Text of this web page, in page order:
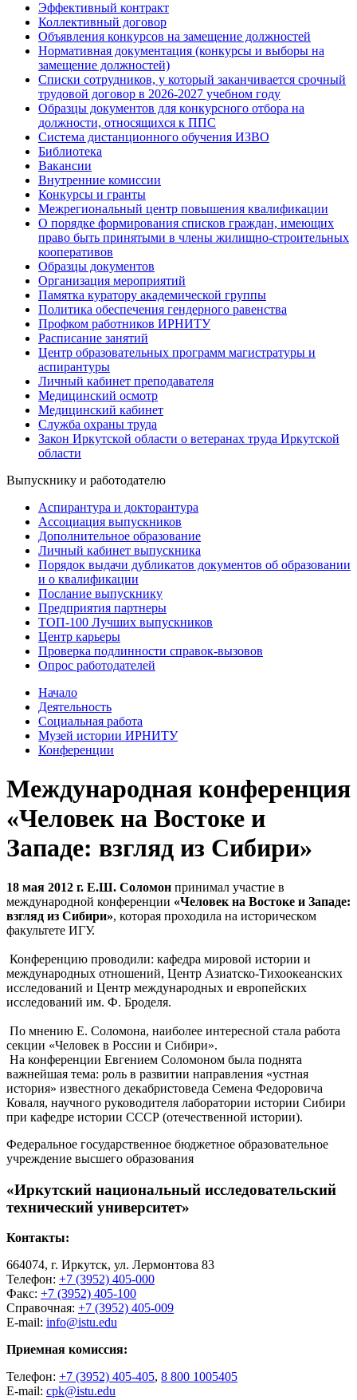
Эффективный контракт
Коллективный договор
Объявления конкурсов на замещение должностей
Нормативная документация (конкурсы и выборы на
замещение должностей)
Списки сотрудников, у который заканчивается срочный
трудовой договор в 2026-2027 учебном году
Образцы документов для конкурсного отбора на
должности, относящихся к ППС
Система дистанционного обучения ИЗВО
Библиотека
Вакансии
Внутренние комиссии
Конкурсы и гранты
Межрегиональный центр повышения квалификации
О порядке формирования списков граждан, имеющих
право быть принятыми в члены жилищно-строительных
кооперативов
Образцы документов
Организация мероприятий
Памятка куратору академической группы
Политика обеспечения гендерного равенства
Профком работников ИРНИТУ
Расписание занятий
Центр образовательных программ магистратуры и
аспирантуры
Личный кабинет преподавателя
Медицинский осмотр
Медицинский кабинет
Служба охраны труда
Закон Иркутской области о ветеранах труда Иркутской
области
Выпускнику и работодателю
Аспирантура и докторантура
Ассоциация выпускников
Дополнительное образование
Личный кабинет выпускника
Порядок выдачи дубликатов документов об образовании
и о квалификации
Послание выпускнику
Предприятия партнеры
ТОП-100 Лучших выпускников
Центр карьеры
Проверка подлинности справок-вызовов
Опрос работодателей
Начало
Деятельность
Социальная работа
Музей истории ИРНИТУ
Конференции
Международная конференция
«Человек на Востоке и
Западе: взгляд из Сибири»
18 мая 2012 г. Е.Ш. Соломон принимал участие в
международной конференции «Человек на Востоке и Западе:
взгляд из Сибири», которая проходила на историческом
факультете ИГУ.
Конференцию проводили: кафедра мировой истории и
международных отношений, Центр Азиатско-Тихоокеанских
исследований и Центр международных и европейских
исследований им. Ф. Броделя.
По мнению Е. Соломона, наиболее интересной стала работа
секции «Человек в России и Сибири».
На конференции Евгением Соломоном была поднята
важнейшая тема: роль в развитии направления «устная
история» известного декабристоведа Семена Федоровича
Коваля, научного руководителя лаборатории истории Сибири
при кафедре истории СССР (отечественной истории).
Федеральное государственное бюджетное образовательное
учреждение высшего образования
«Иркутский национальный исследовательский
технический университет»
Контакты:
664074, г. Иркутск, ул. Лермонтова 83
Телефон: +7 (3952) 405-000
Факс: +7 (3952) 405-100
Справочная: +7 (3952) 405-009
E-mail: info@istu.edu
Приемная комиссия:
Телефон: +7 (3952) 405-405, 8 800 1005405
E-mail: cpk@istu.edu